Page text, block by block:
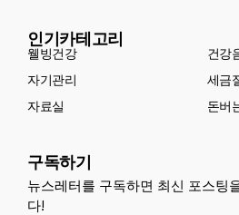
인기카테고리
웰빙건강
건강
자기관리
세금
자료실
돈버
구독하기
뉴스레터를 구독하면 최신 포스팅
다!